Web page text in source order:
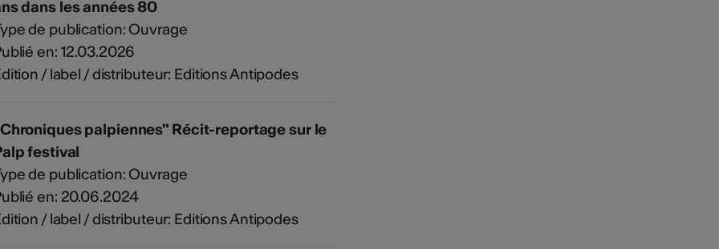
dans les années 80
de publication: Ouvrage
en: 12.03.2026
/ label / distributeur: Editions Antipodes
palpiennes" Récit-reportage sur le
festival
de publication: Ouvrage
en: 20.06.2024
/ label / distributeur: Editions Antipodes